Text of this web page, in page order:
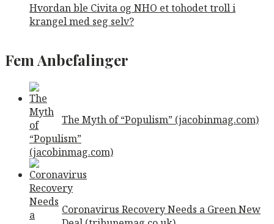
Hvordan ble Civita og NHO et tohodet troll i
krangel med seg selv?
Fem Anbefalinger
The Myth of “Populism” (jacobinmag.com)
Coronavirus Recovery Needs a Green New